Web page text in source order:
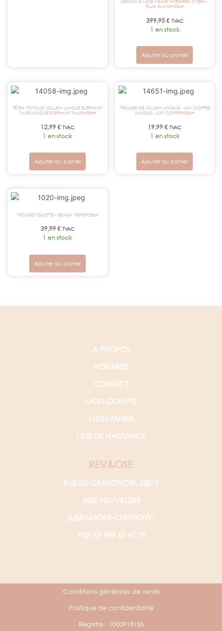
PLUS- BLACK=286=
399,95€ TVAC
1 en stock
Ajouter au panier
TÉTRA 70×70 (3) JOLLEIN UNIQUE ELEPHANT
TALES UNIQUE ELEPHANT TALES=286=
12,99€ TVAC
1 en stock
Ajouter au panier
TROUSSE RIB JOLLEIN UNIQUE MILKY COFFEE
UNIQUE MILKY COFFEE=286=
19,99€ TVAC
1 en stock
Ajouter au panier
TROUSSE TOILETTE – BEABA VERTE=286=
39,99€ TVAC
1 en stock
Ajouter au panier
A PROPOS
HORAIRES
CONTACT
MON COMPTE
MON PANIER
LISTE DE NAISSANCE
REV&OSE
RUE DE GRANDVOIR, 35E/1
6800 NEUVILLERS
(LIBRAMONT-CHEVIGNY)
+32 (0) 499 63 47 79
Conditions générales de vente
Politique de confidentialité
Registre : 1000918155